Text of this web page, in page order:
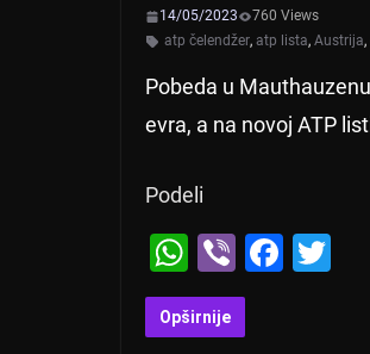
k
14/05/2023
760 Views
atp čelendžer, atp lista, Austrija,
Pobeda u
evra, a na novoj ATP
Podeli
W
h
at
Vi
b
er
F
Opširnije